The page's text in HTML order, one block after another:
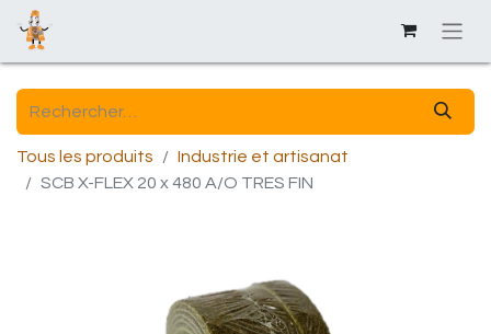
Tous les produits
Industrie et artisanat
SCB X-FLEX 20 x 480 A/O TRES FIN